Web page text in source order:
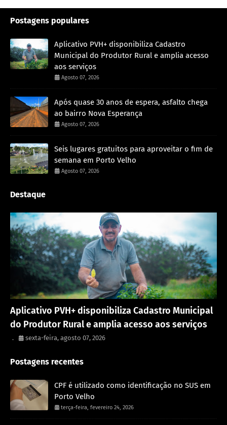
Postagens populares
Aplicativo PVH+ disponibiliza Cadastro
Municipal do Produtor Rural e amplia acesso
aos serviços
Agosto 07, 2026
Após quase 30 anos de espera, asfalto chega
ao bairro Nova Esperança
Agosto 07, 2026
Seis lugares gratuitos para aproveitar o fim de
semana em Porto Velho
Agosto 07, 2026
Destaque
Aplicativo PVH+ disponibiliza Cadastro Municipal
do Produtor Rural e amplia acesso aos serviços
. sexta-feira, agosto 07, 2026
Postagens recentes
CPF é utilizado como identificação no SUS em
Porto Velho
terça-feira, fevereiro 24, 2026